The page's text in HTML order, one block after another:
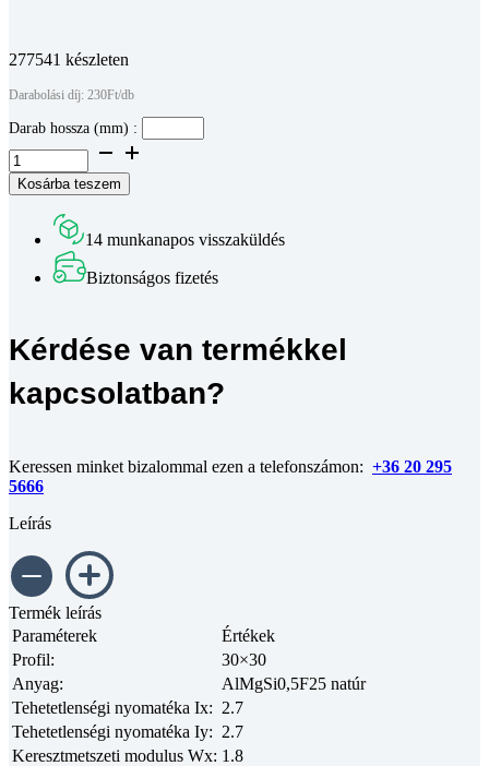
277541 készleten
Darabolási díj: 230Ft/db
Darab hossza (mm) :
Bosch
komp.
aluprofil
vágva)
mennyiség
Kosárba teszem
14 munkanapos visszaküldés
Biztonságos fizetés
Kérdése van termékkel
kapcsolatban?
Keressen minket bizalommal ezen a telefonszámon: +36 20 295
5666
Leírás
Termék leírás
Paraméterek
Értékek
Profil:
30×30
Anyag:
AlMgSi0,5F25 natúr
Tehetetlenségi nyomatéka Ix: 2.7
Tehetetlenségi nyomatéka Iy: 2.7
Keresztmetszeti modulus Wx: 1.8